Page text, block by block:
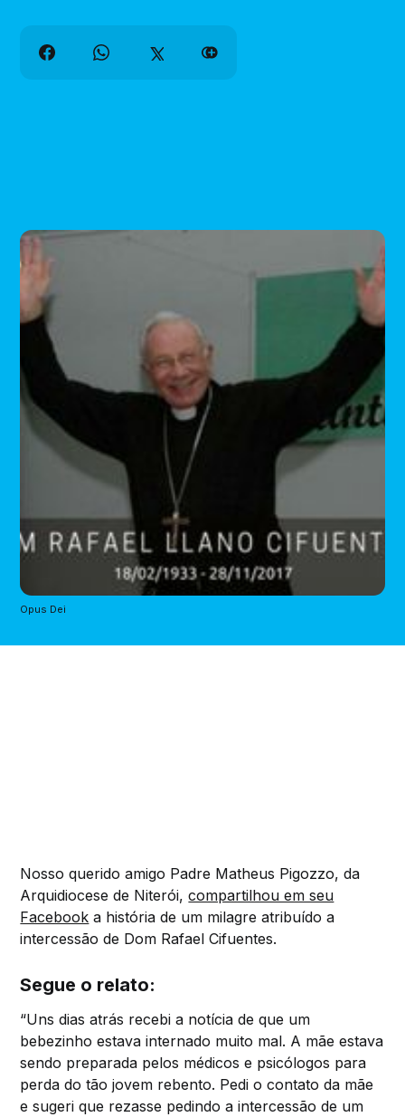
Opus Dei
Nosso querido amigo Padre Matheus Pigozzo, da
Arquidiocese de Niterói,compartilhou em seu
Facebook a história de um milagre atribuído a
intercessão de Dom Rafael Cifuentes.
Segue o relato:
“Uns dias atrás recebi a notícia de que um
bebezinho estava internado muito mal. A mãe estava
sendo preparada pelos médicos e psicólogos para
perda do tão jovem rebento. Pedi o contato da mãe
e sugeri que rezasse pedindo a intercessão de um